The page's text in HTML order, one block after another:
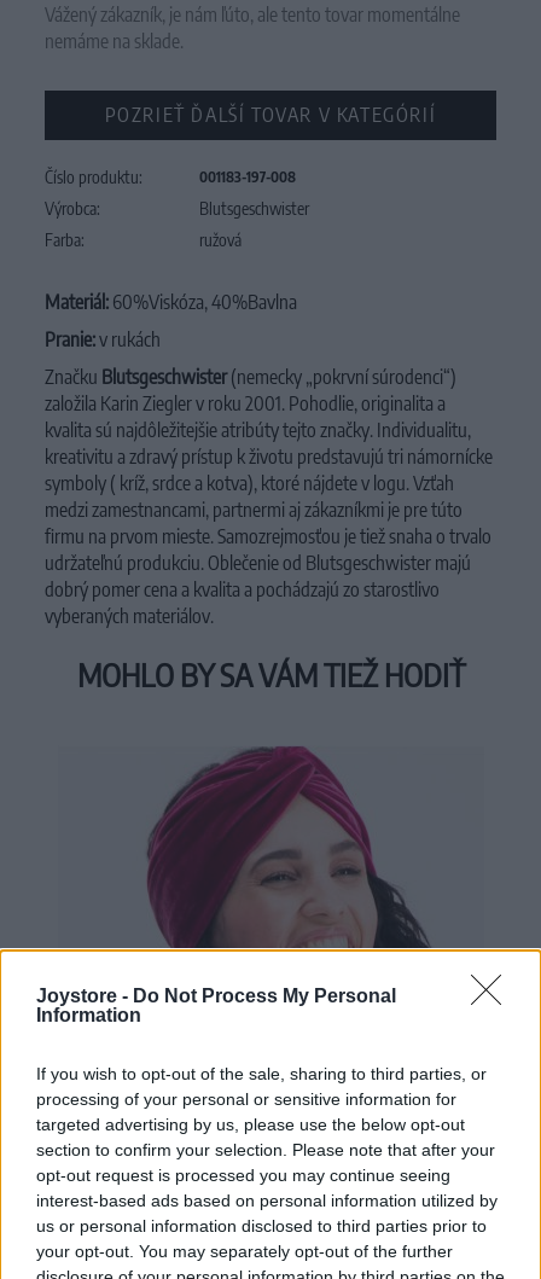
Joystore - Do Not Process My Personal
Information
If you wish to opt-out of the sale, sharing to third parties, or
processing of your personal or sensitive information for
targeted advertising by us, please use the below opt-out
section to confirm your selection. Please note that after your
opt-out request is processed you may continue seeing
interest-based ads based on personal information utilized by
us or personal information disclosed to third parties prior to
your opt-out. You may separately opt-out of the further
Vážený zákazník, je nám ľúto, ale tento tovar momentálne
nemáme na sklade.
POZRIEŤ ĎALŠÍ TOVAR V KATEGÓRIÍ
Číslo produktu: 001183-197-008
Výrobca:
Blutsgeschwister
Farba:
ružová
Materiál: 60%Viskóza, 40%Bavlna
Pranie:v rukách
Značku Blutsgeschwister(nemecky „pokrvní súrodenci“)
založila Karin Ziegler v roku 2001. Pohodlie, originalita a
kvalita sú najdôležitejšie atribúty tejto značky. Individualitu,
kreativitu a zdravý prístup k životu predstavujú tri námornícke
symboly ( kríž, srdce a kotva), ktoré nájdete v logu. Vzťah
medzi zamestnancami, partnermi aj zákazníkmi je pre túto
firmu na prvom mieste. Samozrejmosťou je tiež snaha o trvalo
udržateľnú produkciu. Oblečenie od Blutsgeschwister majú
dobrý pomer cena a kvalita a pochádzajú zo starostlivo
vyberaných materiálov.
MOHLO BY SA VÁM TIEŽ HODIŤ